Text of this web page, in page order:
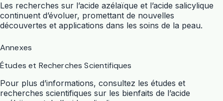
Les recherches sur l’acide azélaïque et l’acide salicylique
continuent d’évoluer, promettant de nouvelles
découvertes et applications dans les soins de la peau.
Annexes
Études et Recherches Scientifiques
Pour plus d’informations, consultez les études et
recherches scientifiques sur les bienfaits de l’acide